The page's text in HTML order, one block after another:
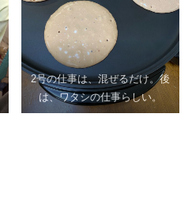
2号の仕事は、混ぜるだけ。後
は、ワタシの仕事らしい。